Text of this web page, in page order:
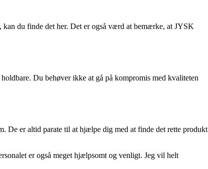
du finde det her. Det er også værd at bemærke, at JYSK
Du behøver ikke at gå på kompromis med kvaliteten
De er altid parate til at hjælpe dig med at finde det rette produkt
er også meget hjælpsomt og venligt. Jeg vil helt